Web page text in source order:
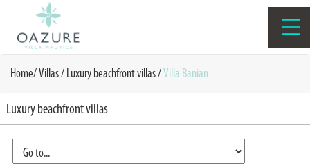
Home/Villas /Luxury beachfront villas/Villa Banian
Luxury beachfront villas